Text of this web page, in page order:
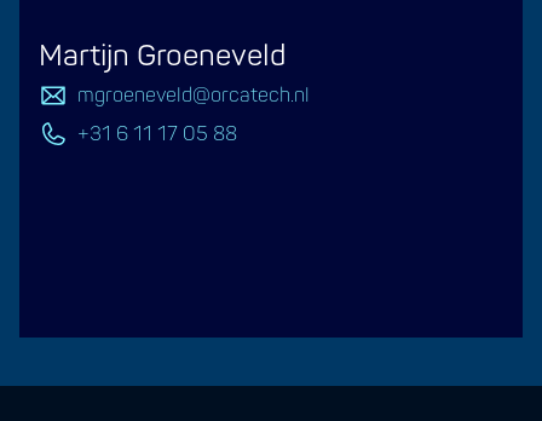
Martijn Groeneveld
mgroeneveld@orcatech.nl
+31 6 11 17 05 88